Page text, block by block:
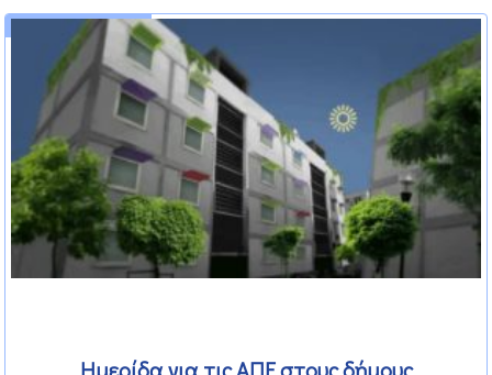
15 Φεβρουαρίου 2012